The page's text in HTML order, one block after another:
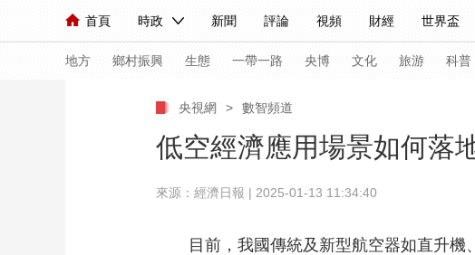
首頁 時政 新聞 評論 視頻 財經 世界盃
人民領袖習近平 聯播+ 中國領導人 央視快評 習式妙語
直播 欄目大全 節目單 聽音 微視頻 主持人 下
海外頻道 iPanda English Монгол
地方 鄉村振興 生態 一帶一路 央博 文化 旅游 科普
聯播+ 熱解讀 天天學習 習式妙語
央視網 > 數智頻道
低空經濟應用場景如何落
來源：經濟日報 | 2025-01-13 11:34:40
目前，我國傳統及新型航空器如直升